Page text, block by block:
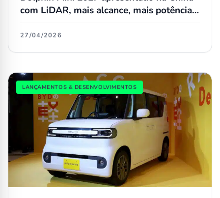
com LiDAR, mais alcance, mais potência e
27/04/2026
LANÇAMENTOS & DESENVOLVIMENTOS